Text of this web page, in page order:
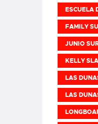
ESCUELA
FAMILY
JUNIO
KELLY
LAS
LAS